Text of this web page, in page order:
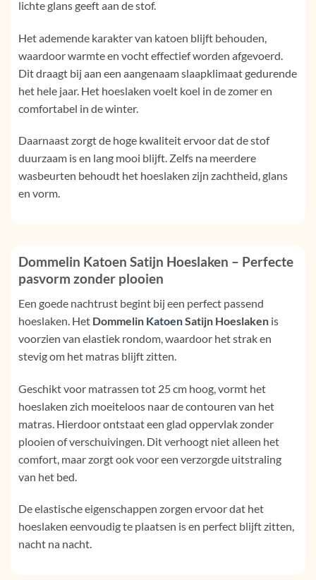
lichte glans geeft aan de stof.
Het ademende karakter van katoen blijft behouden,
waardoor warmte en vocht effectief worden afgevoerd.
Dit draagt bij aan een aangenaam slaapklimaat gedurende
het hele jaar. Het hoeslaken voelt koel in de zomer en
comfortabel in de winter.
Daarnaast zorgt de hoge kwaliteit ervoor dat de stof
duurzaam is en lang mooi blijft. Zelfs na meerdere
wasbeurten behoudt het hoeslaken zijn zachtheid, glans
en vorm.
Dommelin Katoen Satijn Hoeslaken – Perfecte
pasvorm zonder plooien
Een goede nachtrust begint bij een perfect passend
hoeslaken. Het Dommelin KatoenSatijn Hoeslaken is
voorzien van elastiek rondom, waardoor het strak en
stevig om het matras blijft zitten.
Geschikt voor matrassen tot 25 cm hoog, vormt het
hoeslaken zich moeiteloos naar de contouren van het
matras. Hierdoor ontstaat een glad oppervlak zonder
plooien of verschuivingen. Dit verhoogt niet alleen het
comfort, maar zorgt ook voor een verzorgde uitstraling
van het bed.
De elastische eigenschappen zorgen ervoor dat het
hoeslaken eenvoudig te plaatsen is en perfect blijft zitten,
nacht na nacht.